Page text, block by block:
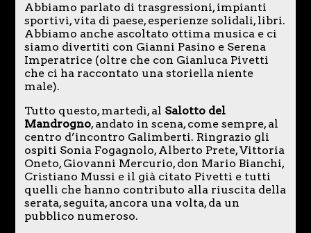
Abbiamo parlato di trasgressioni, impianti
sportivi, vita di paese, esperienze solidali, libri.
Abbiamo anche ascoltato ottima musica e ci
siamo divertiti con Gianni Pasino e Serena
Imperatrice (oltre che con Gianluca Pivetti
che ci ha raccontato una storiella niente
male).
Tutto questo, martedì, al Salotto del
Mandrogno, andato in scena, come sempre, al
centro d’incontro Galimberti. Ringrazio gli
ospiti Sonia Fogagnolo, Alberto Prete, Vittoria
Oneto, Giovanni Mercurio, don Mario Bianchi,
Cristiano Mussi e il già citato Pivetti e tutti
quelli che hanno contributo alla riuscita della
serata, seguita, ancora una volta, da un
pubblico numeroso.